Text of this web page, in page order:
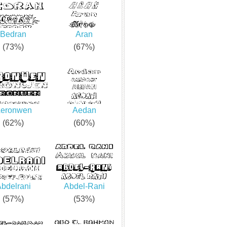
Bedran
(73%)
Aran
(67%)
(62%)
Aedan
(60%)
(57%)
Abdel-Rani
(53%)